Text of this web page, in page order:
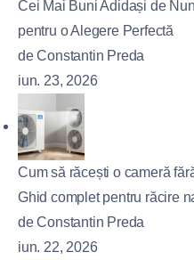
Cei Mai Buni Adidași de
pentru o Alegere Perfectă
de Constantin Preda
iun. 23, 2026
Cum să răcești o cameră
Ghid complet pentru răcire
de Constantin Preda
iun. 22, 2026